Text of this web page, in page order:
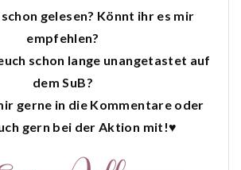
gelesen? Könnt ihr es mir
empfehlen?
schon lange unangetastet auf
dem SuB?
gerne in die Kommentare oder
gern bei der Aktion mit!♥